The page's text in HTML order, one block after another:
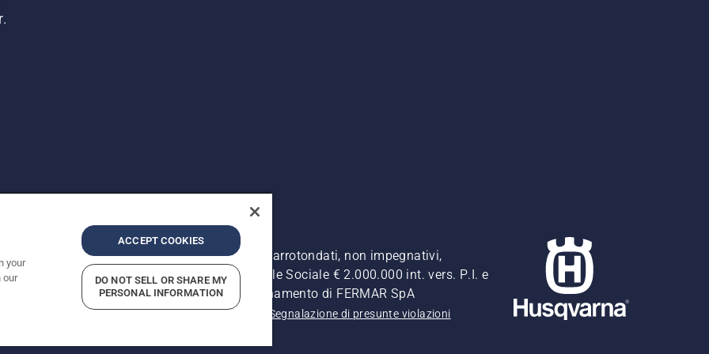
pubblicati si intendono raccomandati e arrotondati, non impegnativi,
Retrone, 49 - 36077 Altavilla Vic. (VI) - Capitale Sociale € 2.000.000 int. vers. P.I. e
- Soggetta alla Direzione e al Coordinamento di FERMAR SpA
Informativa sulla privacy Riferimenti Segnalazione di presunte violazioni
your
our
ACCEPT COOKIES
DO NOT SELL OR SHARE MY
PERSONAL INFORMATION